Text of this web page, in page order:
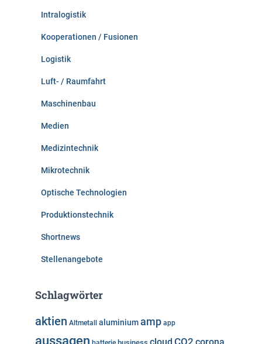
Intralogistik
Kooperationen / Fusionen
Logistik
Luft- / Raumfahrt
Maschinenbau
Medien
Medizintechnik
Mikrotechnik
Optische Technologien
Produktionstechnik
Shortnews
Stellenangebote
Schlagwörter
aktien Altmetall aluminiumamp app
aussagen